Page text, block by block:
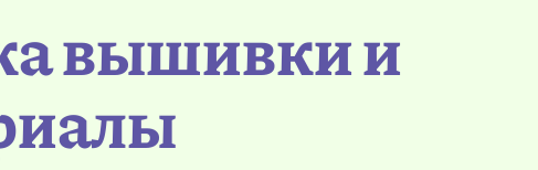
вышивки и